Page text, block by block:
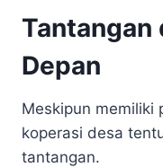
Tantangan
Depan
Meskipun memiliki
koperasi desa
tantangan.